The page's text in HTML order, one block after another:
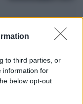
to third parties, or
information for
below opt-out
state basi
dal lavoro
l'Europa